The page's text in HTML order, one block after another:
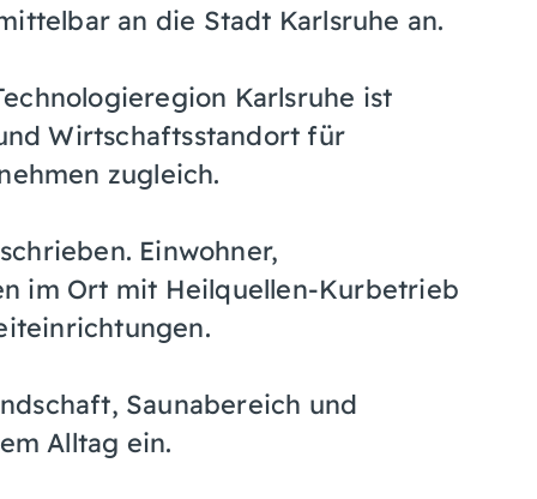
an die Stadt Karlsruhe an.
Karlsruhe ist
Wirtschaftsstandort für
zugleich.
Einwohner,
im Ort mit Heilquellen-Kurbetrieb
Saunabereich und
Alltag ein.